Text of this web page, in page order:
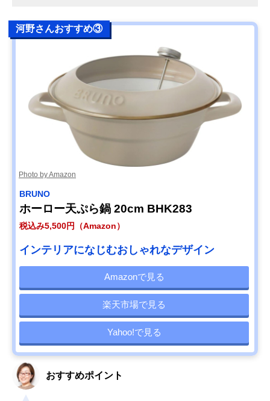
河野さんおすすめ③
Photo by Amazon
BRUNO
ホーロー天ぷら鍋 20cm BHK283
税込み5,500円（Amazon）
インテリアになじむおしゃれなデザイン
Amazonで見る
楽天市場で見る
Yahoo!で見る
おすすめポイント